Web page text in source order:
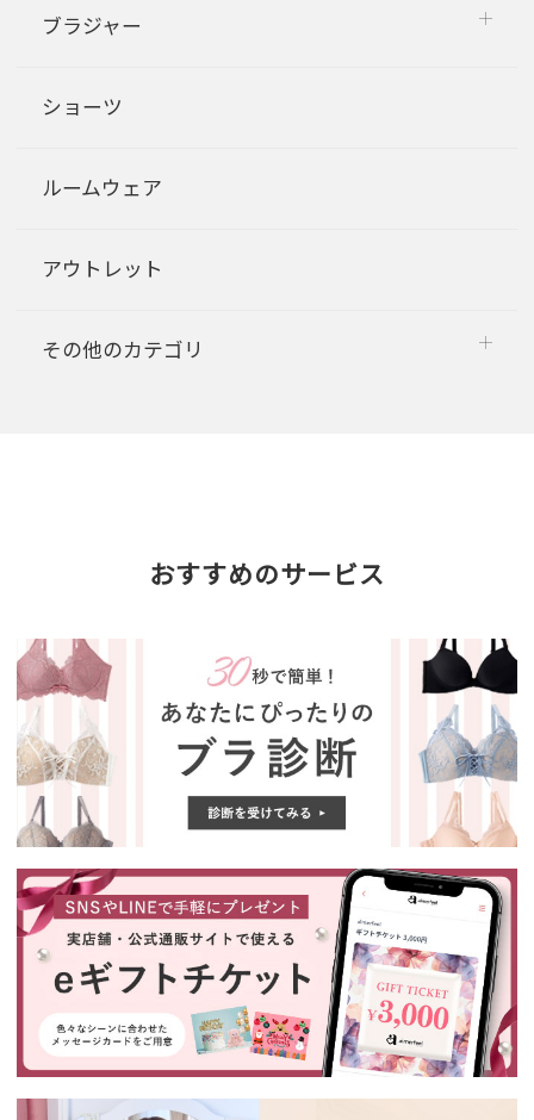
ブラジャー
ショーツ
ルームウェア
アウトレット
その他のカテゴリ
おすすめのサービス